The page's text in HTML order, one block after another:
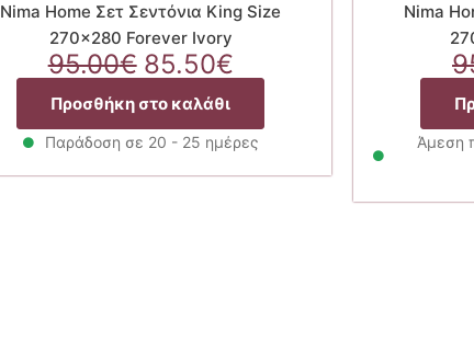
Nima Home Σετ Σεντόνια King Size
270×280 Forever Ivory
95.00€ Original
price
was:
95.00€.
85.50€Η
τρέχουσα
είναι:
85.50€.
Προσθήκη στο καλάθι
Παράδοση σε 20 - 25 ημέρες
Nima
Άμεση